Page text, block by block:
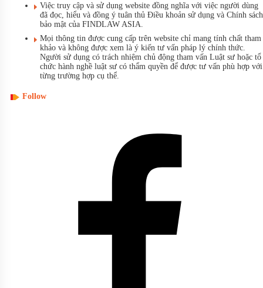
Việc truy cập và sử dụng website đồng nghĩa với việc người dùng
đã đọc, hiểu và đồng ý tuân thủ Điều khoản sử dụng và Chính sách
bảo mật của FINDLAW ASIA.
Mọi thông tin được cung cấp trên website chỉ mang tính chất tham
khảo và không được xem là ý kiến tư vấn pháp lý chính thức.
Người sử dụng có trách nhiệm chủ động tham vấn Luật sư hoặc tổ
chức hành nghề luật sư có thẩm quyền để được tư vấn phù hợp với
từng trường hợp cụ thể.
Follow